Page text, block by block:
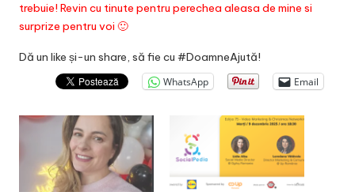
trebuie! Revin cu tinute pentru perechea aleasa de mine si
surprize pentru voi 🙂
Dă un like și-un share, să fie cu #DoamneAjută!
WhatsApp Email